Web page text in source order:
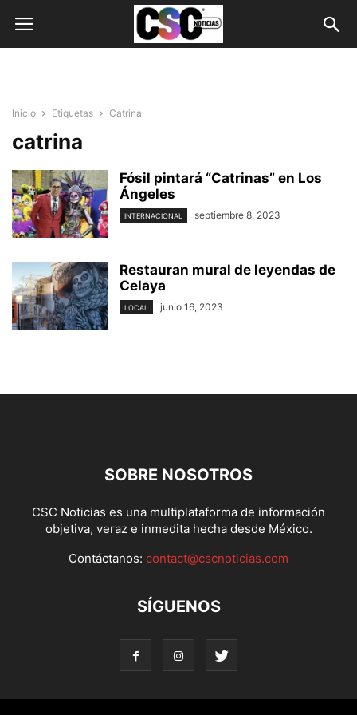
Inicio Etiquetas Catrina
catrina
Fósil pintará “Catrinas” en Los
Ángeles
INTERNACIONAL septiembre 8, 2023
Restauran mural de leyendas de
Celaya
LOCAL junio 16, 2023
SOBRE NOSOTROS
CSC Noticias es una multiplataforma de información
objetiva, veraz e inmedita hecha desde México.
Contáctanos: contact@cscnoticias.com
SÍGUENOS